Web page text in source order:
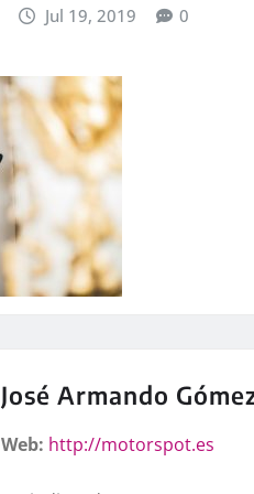
Jul 19, 2019 0
José Armando
Web: http://motorspot.es